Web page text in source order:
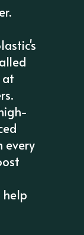
at
every
help